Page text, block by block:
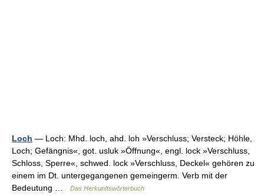
Loch — Loch: Mhd. loch, ahd. loh »Verschluss; Versteck; Höhle,
Loch; Gefängnis«, got. usluk »Öffnung«, engl. lock »Verschluss,
Schloss, Sperre«, schwed. lock »Verschluss, Deckel« gehören zu
einem im Dt. untergegangenen gemeingerm. Verb mit der
Bedeutung …
Das Herkunftswörterbuch